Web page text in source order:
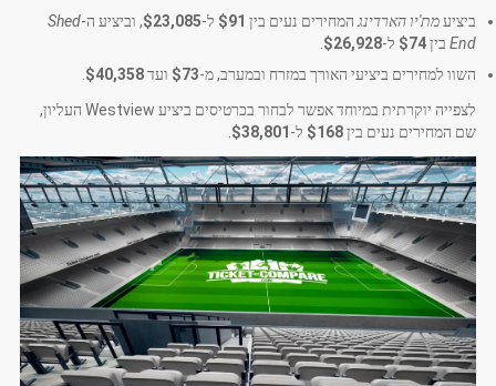
ביציעמת'יו הארדינג המחירים נעים בין $91 ל-$23,085, וביציע ה-Shed
End בין$74 ל-$26,928
השוו למחירים ביציעי האורך במזרח ובמערב, מ-$73 ועד$40,358
לצפייה יוקרתית במיוחד אפשר לבחור בכרטיסים ביציע Westview העליון,
שם המחירים נעים בין$168 ל- $38,801